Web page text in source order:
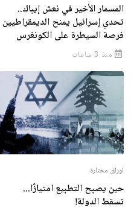
المسمار الأخير في نعش إيباك..
تحدي إسرائيل يمنح الديمقراطيين
فرصة السيطرة على الكونغرس
منذ 3 ساعات
اوراق مختارة
حين يصبح التطبيع امتيازًا...
تسقط الدولة!